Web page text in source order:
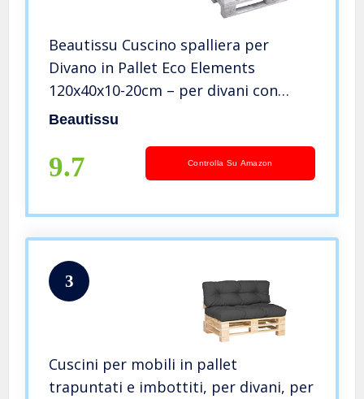
Beautissu Cuscino spalliera per
Divano in Pallet Eco Elements
120x40x10-20cm – per divani con
bancali di Legno – Grigio
Beautissu
9.7 Controlla Su Amazon
3
Cuscini per mobili in pallet
trapuntati e imbottiti, per divani, per